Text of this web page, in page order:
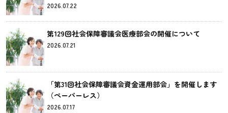
2026.07.22
第129回社会保障審議会医療部会の開催について
2026.07.21
「第31回社会保障審議会資金運用部会」を開催します
（ペーパーレス）
2026.07.17